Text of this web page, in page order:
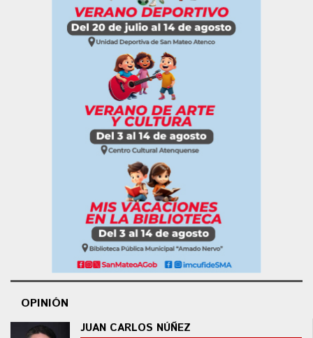
OPINIÓN
JUAN CARLOS NÚÑEZ